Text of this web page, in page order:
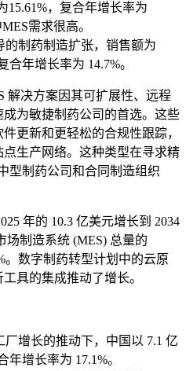
15.61%，复合年增长率为
需求很高。
的制药制造扩张，销售额为
合年增长率为 14.7%。
解决方案因其可扩展性、远程
为敏捷制药公司的首选。这些
更新和更轻松的合规性跟踪，
生产网络。这种类型在寻求精
型制药公司和合同制造组织
年的 10.3 亿美元增长到 2034
场制造系统 (MES) 总量的
。数字制药转型计划中的云原
具的集成推动了增长。
增长的推动下，中国以 7.1 亿
年增长率为 17.1%。